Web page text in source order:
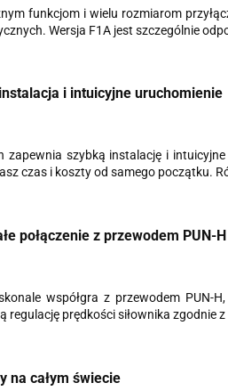
funkcjom i wielu rozmiarom
Wersja F1A jest szczególnie
i intuicyjne uruchomienie
zapewnia szybką instalację i
czas i koszty od samego początku.
połączenie z przewodem PUN-H
współgra z przewodem PUN-
regulację prędkości siłownika zgodnie
na całym świecie